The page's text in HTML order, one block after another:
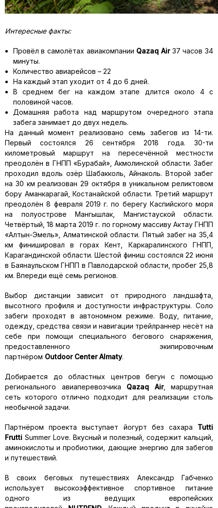
Интересные факты:
Провёл в самолётах авиакомпании Qazaq Air37 часов 34
минуты.
Количество авиарейсов – 22
На каждый этап уходит от 4 до 6 дней.
В среднем бег на каждом этапе длится около 4 с
половиной часов.
Домашняя работа над маршрутом очередного этапа
забега занимает до двух недель.
На данный момент реализовано семь забегов из 14-ти.
Первый состоялся 26 сентября 2018 года. 30-ти
километровый маршрут на пересечённой местности
преодолён в ГНПП «Бурабай», Акмолинской области. Забег
проходил вдоль озёр Шабакколь, Айнаколь. Второй забег
на 30 км реализован 29 октября в уникальном реликтовом
бору Аманкарагай, Костанайской области. Третий маршрут
преодолён 8 февраля 2019 г. по берегу Каспийского моря
на полуострове Мангышлак, Мангистауской области.
Четвёртый, 18 марта 2019 г. по горному массиву Актау ГНПП
«Алтын-Эмель», Алматинской области. Пятый забег на 35,4
км финишировал в горах Кент, Каркаралинского ГНПП,
Карагандинской области. Шестой финиш состоялся 22 июня
в Баянаульском ГНПП в Павлодарской области, пробег 25,8
км. Впереди ещё семь регионов.
Выбор дистанции зависит от природного ландшафта,
высотного профиля и доступности инфраструктуры. Соло
забеги проходят в автономном режиме. Воду, питание,
одежду, средства связи и навигации трейлраннер несёт на
себе при помощи специального бегового снаряжения,
предоставленного экипировочным
партнёром Outdoor Center Almaty.
Добирается до областных центров бегун с помощью
регионального авиаперевозчика Qazaq Air, маршрутная
сеть которого отлично подходит для реализации столь
необычной задачи.
Партнёром проекта выступает йогурт без сахара Tutti
Frutti Summer Love. Вкусный и полезный, содержит кальций,
аминокислоты и пробиотики, дающие энергию для забегов
и путешествий.
В своих беговых путешествиях Александр Габченко
использует высокоэффективное спортивное питание
одного из ведущих европейских